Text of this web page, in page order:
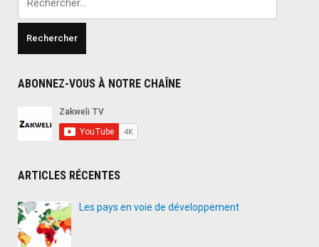
ABONNEZ-VOUS À NOTRE CHAÎNE
ARTICLES RÉCENTES
Les pays en voie de développement